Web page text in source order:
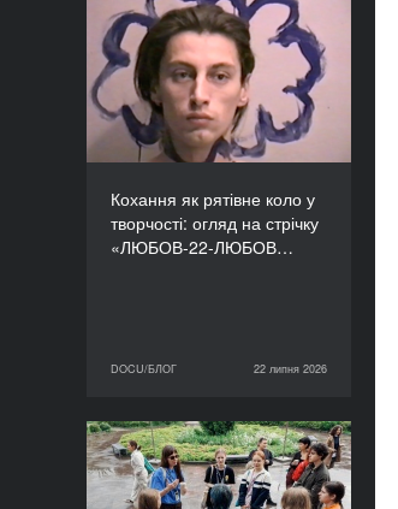
Кохання як рятівне коло у
творчості: огляд на стрічку
«ЛЮБОВ-22-ЛЮБОВ…
DOCU/БЛОГ 22 липня 2026
Кохання як рятівне коло
у творчості: огляд на
стрічку «ЛЮБОВ-22-
ЛЮБОВ» Єруна
Койманса
DOCU/БЛОГ
22 липня 2026
«Нас веде подільський
пес»: презентуємо фільм